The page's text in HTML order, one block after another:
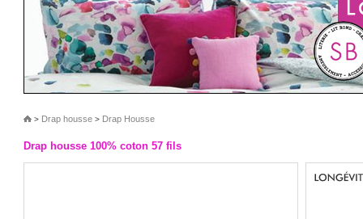
> Drap housse > Drap Housse
Drap housse 100% coton 57 fils